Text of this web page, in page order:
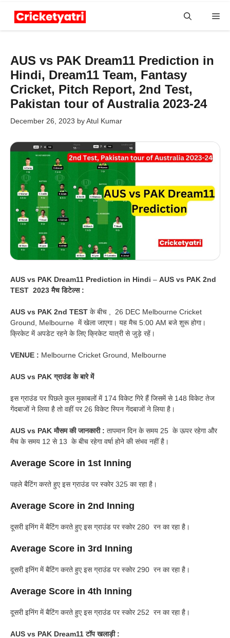
AUS vs PAK Dream11 Prediction in
Hindi, Dream11 Team, Fantasy
Cricket, Pitch Report, 2nd Test,
Pakistan tour of Australia 2023-24
December 26, 2023 byAtul Kumar
AUS vs PAK Dream11 Prediction in Hindi – AUS vs PAK 2nd
TEST 2023 मैच डिटेल्स :
AUS vs PAK 2nd TEST के बीच , 26 DEC Melbourne Cricket
Ground, Melbourne में खेला जाएगा। यह मैच 5:00 AM बजे शुरू होगा।
क्रिकेट में अपडेट रहने के लिए क्रिकेट यात्री से जुड़े रहें।
VENUE : Melbourne Cricket Ground, Melbourne
AUS vs PAKग्राउंड के बारे में
इस ग्राउंड पर पिछले कुल मुकाबलों में 174 विकेट गिरे हैं जिसमें से 148 विकेट तेज
गेंदबाजों ने लिया है तो वहीं पर 26 विकेट स्पिन गेंदबाजों ने लिया है।
AUS vs PAKमौसम की जानकारी : तापमान दिन के समय 25 के ऊपर रहेगा और
मैच के समय 12 से 13 के बीच रहेगा वर्षा होने की संभव नहीं है।
Average Score in 1st Inning
पहले बैटिंग करते हुए इस ग्राउंड पर स्कोर 325 का रहा है।
Average Score in 2nd Inning
दूसरी इनिंग में बैटिंग करते हुए इस ग्राउंड पर स्कोर 280 रन का रहा है।
Average Score in 3rd Inning
दूसरी इनिंग में बैटिंग करते हुए इस ग्राउंड पर स्कोर 290 रन का रहा है।
Average Score in 4th Inning
दूसरी इनिंग में बैटिंग करते हुए इस ग्राउंड पर स्कोर 252 रन का रहा है।
AUS vs PAK Dream11 टॉप खलाड़ी :